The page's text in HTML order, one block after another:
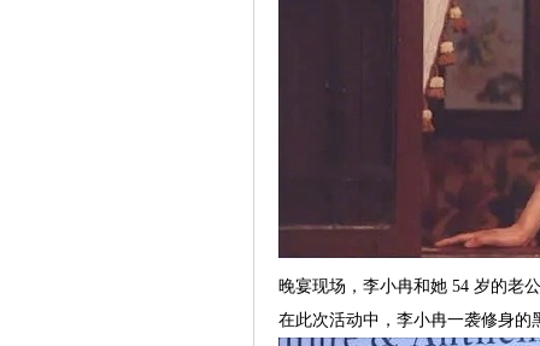
晚宴现场，李小冉和她 54 岁的老
在此次活动中，李小冉一袭修身